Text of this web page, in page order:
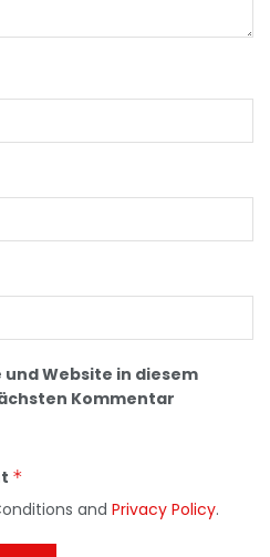
und Website in diesem
Kommentar
*
and Privacy Policy.